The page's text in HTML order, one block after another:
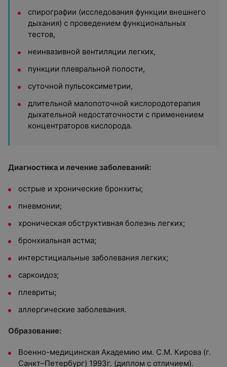
спирографии (исследования функции внешнего
дыхания) с проведением функциональных
тестов,
неинвазивной вентиляции легких,
пункции плевральной полости,
суточной пульсоксиметрии,
длительной малопоточной кислородотерапия
дыхательной недостаточности с применением
концентраторов кислорода.
Диагностика илечение заболеваний:
острые и хронические бронхиты;
пневмонии;
хроническая обструктивная болезнь легких;
бронхиальная астма;
интерстициальные заболевания легких;
саркоидоз;
плевриты;
аллергические заболевания.
Образование:
Военно-медицинская Академию им. С.М. Кирова (г.
Санкт–Петербург) 1993г. (диплом с отличием).